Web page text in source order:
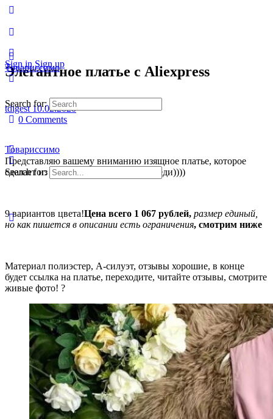
Sign in Sign up
Товариссимо
Search for:
Товариссимо
Search for:
Элегантное платье с Aliexpress
tdigest10.02.2020
0Comments
Представляю вашему вниманию изящное платье, которое
сделает из вас романтичную юную леди))))
9 вариантов цвета!Цена всего 1 067 рублей, размер единый,
но как пишется в описании есть ограничения, смотрим ниже
Материал полиэстер, А-силуэт, отзывы хорошие, в конце
будет ссылка на платье, переходите, читайте отзывы, смотрите
живые фото! ?